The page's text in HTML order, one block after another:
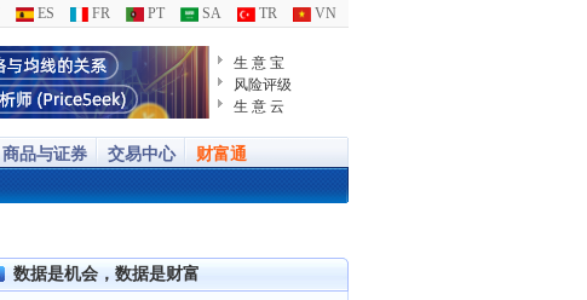
ES FR PT SA TR VN
生 意 宝
风险评级
生 意 云
商品与证券 交易中心 财富通
数据是机会，数据是财富